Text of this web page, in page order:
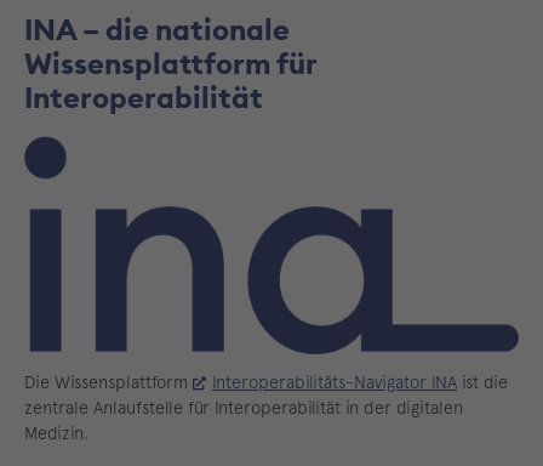
INA – die nationale
Wissensplattform für
Interoperabilität
Die Wissensplattform Interoperabilitäts-Navigator INA ist die
zentrale Anlaufstelle für Interoperabilität in der digitalen
Medizin.